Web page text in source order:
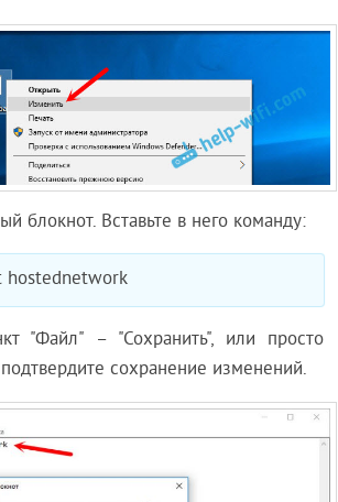
блокнот. Вставьте в него команду:
hostednetwork
"Файл" – "Сохранить", или просто
сохранение изменений.